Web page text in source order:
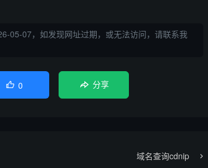
05-07，如发现网址过期，或无法访问，请联系我
 0 分享
域名查询cdnip